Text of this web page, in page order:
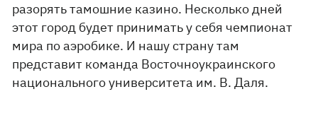
разорять тамошние казино. Несколько дней
этот город будет принимать у себя чемпионат
мира по аэробике. И нашу страну там
представит команда Восточноукраинского
национального университета им. В. Даля.